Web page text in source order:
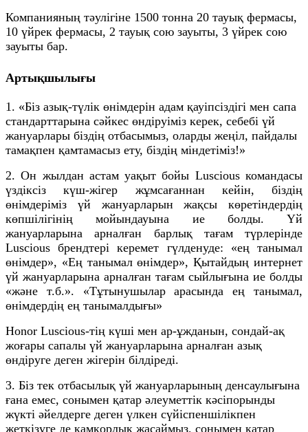
Компанияның тәулігіне 1500 тонна 20 тауық фермасы,
10 үйрек фермасы, 2 тауық сою зауыты, 3 үйрек сою
зауыты бар.
Артықшылығы
1. «Біз азық-түлік өнімдерін адам қауіпсіздігі мен сапа
стандарттарына сәйкес өндіруіміз керек, себебі үй
жануарлары біздің отбасымыз, оларды жеңіл, пайдалы
тамақпен қамтамасыз ету, біздің міндетіміз!»
2. Он жылдан астам уақыт бойы Luscious командасы
үздіксіз күш-жігер жұмсағаннан кейін, біздің
өнімдеріміз үй жануарларын жақсы көретіндердің
көпшілігінің мойындауына ие болды. Үй
жануарларына арналған барлық тағам түрлерінде
Luscious брендтері керемет гүлденуде: «ең танымал
өнімдер», «Ең танымал өнімдер», Қытайдың интернет
үй жануарларына арналған тағам сыйлығына ие болды
«және т.б.». «Тұтынушылар арасында ең танымал,
өнімдердің ең танымалдығы»
Honor Luscious-тің күші мен ар-ұжданын, сондай-ақ
жоғары сапалы үй жануарларына арналған азық
өндіруге деген жігерін білдіреді.
3. Біз тек отбасылық үй жануарларының денсаулығына
ғана емес, сонымен қатар әлеуметтік кәсіпорынды
жүкті әйелдерге деген үлкен сүйіспеншілікпен
жеткізуге де қамқорлық жасаймыз, сонымен қатар